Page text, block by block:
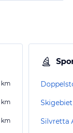
km
km
km Silvretta